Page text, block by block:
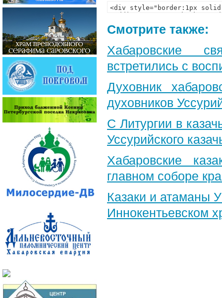
Смотрите также:
Хабаровские
встретились с
Духовник
духовников
С Литургии в
Уссурийского
Хабаровские
главном соборе
Казаки и атаманы
Иннокентьевском